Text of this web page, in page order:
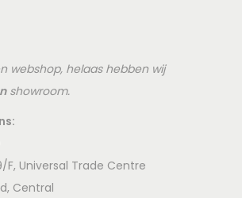
webshop, helaas hebben wij
showroom.
F, Universal Trade Centre
Central